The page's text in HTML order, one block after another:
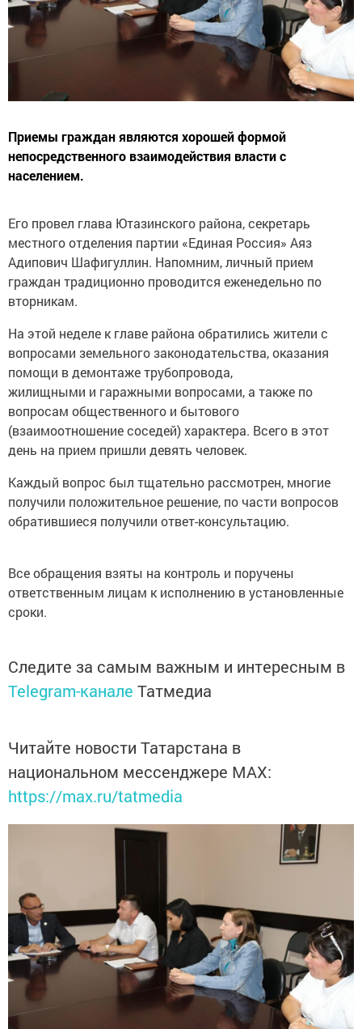
Приемы граждан являются хорошей формой
непосредственного взаимодействия власти с
населением.
Его провел глава Ютазинского района, секретарь
местного отделения партии «Единая Россия» Аяз
Адипович Шафигуллин. Напомним, личный прием
граждан традиционно проводится еженедельно по
вторникам.
На этой неделе к главе района обратились жители с
вопросами земельного законодательства, оказания
помощи в демонтаже трубопровода,
жилищными и гаражными вопросами, а также по
вопросам общественного и бытового
(взаимоотношение соседей) характера. Всего в этот
день на прием пришли девять человек.
Каждый вопрос был тщательно рассмотрен, многие
получили положительное решение, по части вопросов
обратившиеся получили ответ-консультацию.
Все обращения взяты на контроль и поручены
ответственным лицам к исполнению в установленные
сроки.
Следите за самым важным и интересным в
Telegram-канале Татмедиа
Читайте новости Татарстана в
национальном мессенджере MАХ:
https://max.ru/tatmedia